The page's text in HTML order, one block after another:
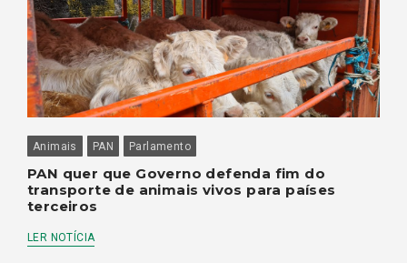
Animais PAN Parlamento
PAN quer que Governo defenda fim do
transporte de animais vivos para países
terceiros
LER NOTÍCIA